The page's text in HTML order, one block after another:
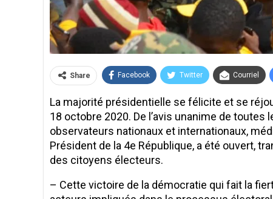
Share Facebook Twitter Courriel
La majorité présidentielle se félicite et se
18 octobre 2020. De l’avis unanime de
observateurs nationaux et internationaux,
Président de la 4e République, a été ouvert,
des citoyens électeurs.
– Cette victoire de la démocratie qui fait la